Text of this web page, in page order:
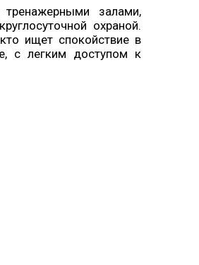
залами,
охраной.
ищет спокойствие в
с легким доступом к